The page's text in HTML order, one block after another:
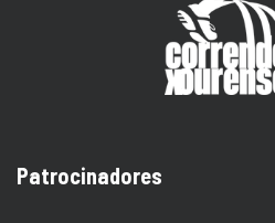
Patrocinadores